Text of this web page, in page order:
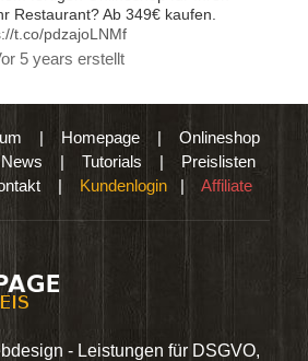
Restaurant? Ab 349€ kaufen.
t.co/pdzajoLNMf
5 years erstellt
| Homepage| Onlineshop
News | Tutorials | Preislisten
| Kundenlogin | Affiliate
- Leistungen für DSGVO,